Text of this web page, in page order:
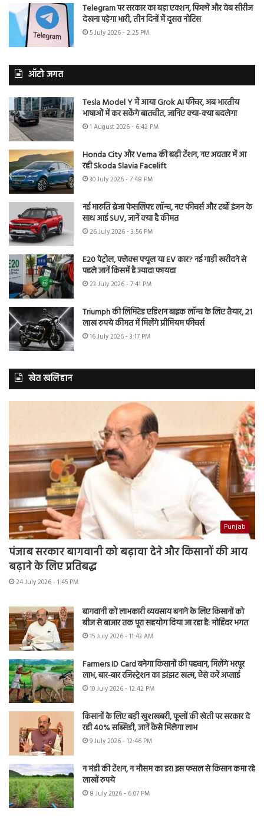
Telegram पर सरकार का बड़ा एक्शन, फिल्में और वेब सीरीज
देखना पड़ेगा भारी, तीन दिनों में दूसरा नोटिस
5 July 2026 - 2:25 PM
ऑटो जगत
Tesla Model Y में आया Grok AI फीचर, अब भारतीय
भाषाओं में कर सकेंगे बातचीत, जानिए क्या-क्या बदलेगा
1 August 2026 - 6:42 PM
Honda City और Verna की बढ़ी टेंशन, नए अवतार में आ
रही Skoda Slavia Facelift
30 July 2026 - 7:48 PM
नई मारुति ब्रेजा फेसलिफ्ट लॉन्च, नए फीचर्स और टर्बो इंजन के
साथ आई SUV, जानें क्या है कीमत
26 July 2026 - 3:56 PM
E20 पेट्रोल, फ्लेक्स फ्यूल या EV कार? नई गाड़ी खरीदने से
पहले जानें किसमें है ज्यादा फायदा
23 July 2026 - 7:41 PM
Triumph की लिमिटेड एडिशन बाइक लॉन्च के लिए तैयार, 21
लाख रुपये कीमत में मिलेंगे प्रीमियम फीचर्स
16 July 2026 - 3:17 PM
खेत खलिहान
Punjab
पंजाब सरकार बागवानी को बढ़ावा देने और किसानों की आय
बढ़ाने के लिए प्रतिबद्ध
24 July 2026 - 1:45 PM
बागवानी को लाभकारी व्यवसाय बनाने के लिए किसानों को
बीज से बाजार तक पूरा सहयोग दिया जा रहा है: मोहिंदर भगत
15 July 2026 - 11:43 AM
Farmers ID Card बनेगा किसानों की पहचान, मिलेंगे भरपूर
लाभ, बार-बार रजिस्ट्रेशन का झंझट खत्म, ऐसे करें अप्लाई
10 July 2026 - 12:42 PM
किसानों के लिए बड़ी खुशखबरी, फूलों की खेती पर सरकार दे
रही 40% सब्सिडी, जानें कैसे मिलेगा लाभ
9 July 2026 - 12:46 PM
न मंडी की टेंशन, न मौसम का डर! इस फसल से किसान कमा रहे
लाखों रुपये
8 July 2026 - 6:07 PM